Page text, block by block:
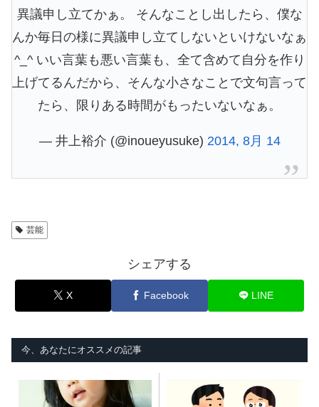
異議申し立てかぁ。 そんなことし出したら、僕な
んか毎日の様に異議申し立てしないといけないなぁ
^_^ いい言葉も悪い言葉も、全て含めて自分を作り
上げてるんだから、そんな小さなことで文句言って
たら、限りある時間がもったいないなぁ。
— 井上裕介 (@inoueyusuke) 2014, 8月 14
芸能
シェアする
X Facebook LINE
今、あなたにオススメの記事